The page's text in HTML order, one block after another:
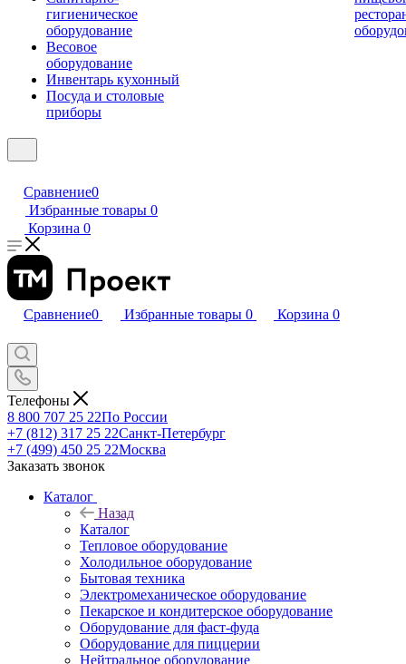
гигиеническое
оборудование
Весовое
оборудование
Инвентарь кухонный
Посуда и столовые
приборы
Сравнение0
Избранные товары 0
Корзина 0
Сравнение0 Избранные товары 0 Корзина 0
Телефоны
8 800 707 25 22По России
+7 (812) 317 25 22Санкт-Петербург
+7 (499) 450 25 22Москва
Заказать звонок
Каталог
Назад
Каталог
Тепловое оборудование
Холодильное оборудование
Бытовая техника
Электромеханическое оборудование
Пекарское и кондитерское оборудование
Оборудование для фаст-фуда
Оборудование для пиццерии
Нейтральное оборудование